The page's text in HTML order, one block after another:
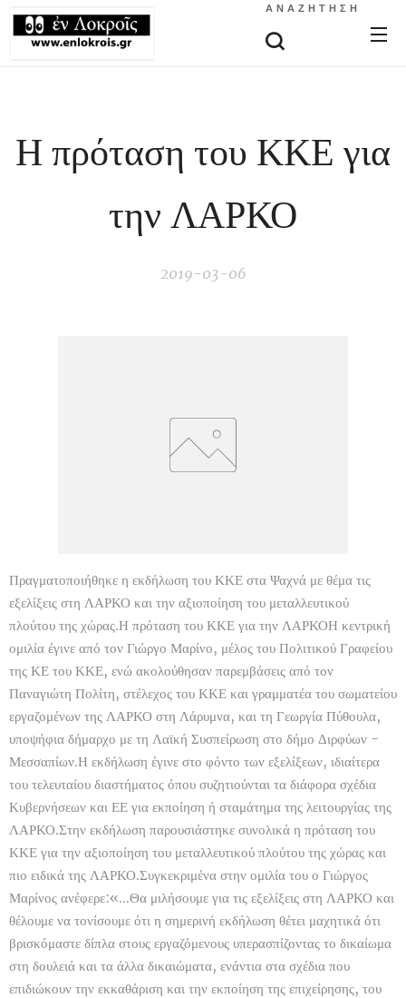
ΑΝΑΖΉΤΗΣΗ
Η πρόταση του ΚΚΕ για
την ΛΑΡΚΟ
2019-03-06
Πραγματοποιήθηκε η εκδήλωση του ΚΚΕ στα Ψαχνά με θέμα τις
εξελίξεις στη ΛΑΡΚΟ και την αξιοποίηση του μεταλλευτικού
πλούτου της χώρας.Η πρόταση του ΚΚΕ για την ΛΑΡΚΟΗ κεντρική
ομιλία έγινε από τον Γιώργο Μαρίνο, μέλος του Πολιτικού Γραφείου
της ΚΕ του ΚΚΕ, ενώ ακολούθησαν παρεμβάσεις από τον
Παναγιώτη Πολίτη, στέλεχος του ΚΚΕ και γραμματέα του σωματείου
εργαζομένων της ΛΑΡΚΟ στη Λάρυμνα, και τη Γεωργία Πύθουλα,
υποψήφια δήμαρχο με τη Λαϊκή Συσπείρωση στο δήμο Διρφύων -
Μεσσαπίων.Η εκδήλωση έγινε στο φόντο των εξελίξεων, ιδιαίτερα
του τελευταίου διαστήματος όπου συζητιούνται τα διάφορα σχέδια
Κυβερνήσεων και ΕΕ για εκποίηση ή σταμάτημα της λειτουργίας της
ΛΑΡΚΟ.Στην εκδήλωση παρουσιάστηκε συνολικά η πρόταση του
ΚΚΕ για την αξιοποίηση του μεταλλευτικού πλούτου της χώρας και
πιο ειδικά της ΛΑΡΚΟ.Συγκεκριμένα στην ομιλία του ο Γιώργος
Μαρίνος ανέφερε:«...Θα μιλήσουμε για τις εξελίξεις στη ΛΑΡΚΟ και
θέλουμε να τονίσουμε ότι η σημερινή εκδήλωση θέτει μαχητικά ότι
βρισκόμαστε δίπλα στους εργαζόμενους υπερασπίζοντας το δικαίωμα
στη δουλειά και τα άλλα δικαιώματα, ενάντια στα σχέδια που
επιδιώκουν την εκκαθάριση και την εκποίηση της επιχείρησης, του